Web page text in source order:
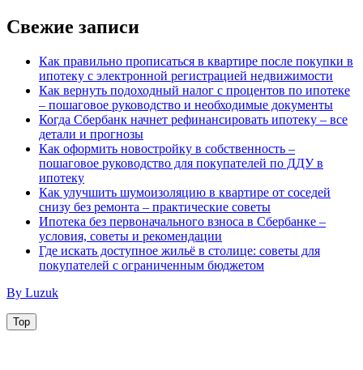
Свежие записи
Как правильно прописаться в квартире после покупки в
ипотеку с электронной регистрацией недвижимости
Как вернуть подоходный налог с процентов по ипотеке
– пошаговое руководство и необходимые документы
Когда Сбербанк начнет рефинансировать ипотеку – все
детали и прогнозы
Как оформить новостройку в собственность –
пошаговое руководство для покупателей по ДДУ в
ипотеку
Как улучшить шумоизоляцию в квартире от соседей
снизу без ремонта – практические советы
Ипотека без первоначального взноса в Сбербанке –
условия, советы и рекомендации
Где искать доступное жильё в столице: советы для
покупателей с ограниченным бюджетом
By Luzuk
Top